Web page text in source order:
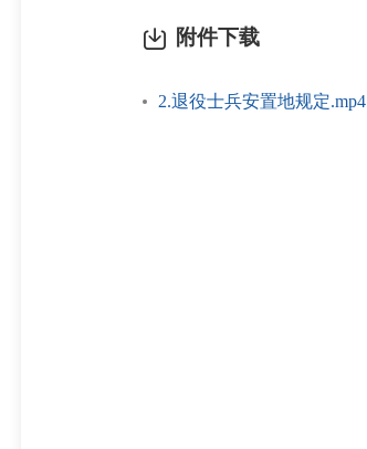
附件下载
2.退役士兵安置地规定.mp4